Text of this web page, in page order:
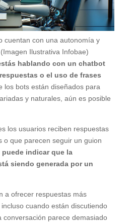
cuentan con una autonomía y
Ilustrativa Infobae)
hablando con un chatbot
o el uso de frases
los bots están diseñados para
y naturales, aún es posible
los usuarios reciben respuestas
o que parecen seguir un guion
puede indicar que la
siendo generada por un
a ofrecer respuestas más
cuando están discutiendo
conversación parece demasiado